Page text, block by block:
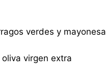
verdes y mayonesa
virgen extra